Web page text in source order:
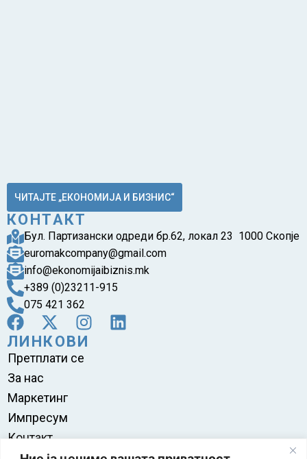
ЧИТАЈТЕ „ЕКОНОМИЈА И БИЗНИС“
КОНТАКТ
Бул. Партизански одреди бр.62, локал 23 1000 Скопје
euromakcompany@gmail.com
info@ekonomijaibiznis.mk
+389 (0)23211-915
075 421 362
ЛИНКОВИ
Претплати се
За нас
Маркетинг
Импресум
Контакт